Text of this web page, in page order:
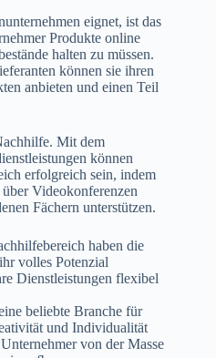
eignet, ist das
Produkte online
halten zu müssen.
können sie ihren
anbieten und einen Teil
Mit dem
können
erfolgreich sein, indem
Videokonferenzen
Fächern unterstützen.
haben die
volles Potenzial
Dienstleistungen flexibel
beliebte Branche für
und Individualität
von der Masse